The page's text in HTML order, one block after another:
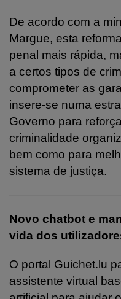
De acordo com a
Margue, esta
penal mais rápida,
a certos tipos de
comprometer as
insere-se numa
Governo para
criminalidade
bem como para
sistema de justiça.
Novo chatbot e
vida dos
O portal Guichet.lu
assistente virtual